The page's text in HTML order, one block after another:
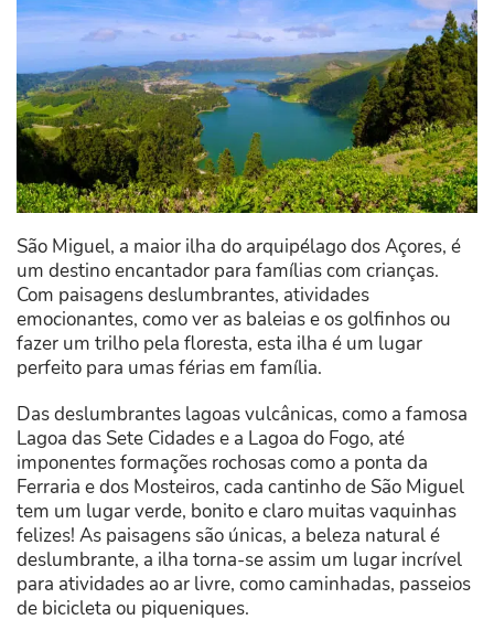
São Miguel, a maior ilha do arquipélago dos Açores, é
um destino encantador para famílias com crianças.
Com paisagens deslumbrantes, atividades
emocionantes, como ver as baleias e os golfinhos ou
fazer um trilho pela floresta, esta ilha é um lugar
perfeito para umas férias em família.
Das deslumbrantes lagoas vulcânicas, como a famosa
Lagoa das Sete Cidades e a Lagoa do Fogo, até
imponentes formações rochosas como a ponta da
Ferraria e dos Mosteiros, cada cantinho de São Miguel
tem um lugar verde, bonito e claro muitas vaquinhas
felizes! As paisagens são únicas, a beleza natural é
deslumbrante, a ilha torna-se assim um lugar incrível
para atividades ao ar livre, como caminhadas, passeios
de bicicleta ou piqueniques.